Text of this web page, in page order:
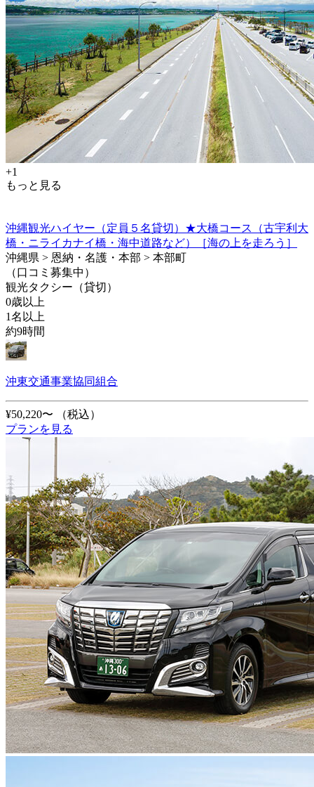
+1
もっと見る
沖縄観光ハイヤー（定員５名貸切）★大橋コース（古宇利大
橋・ニライカナイ橋・海中道路など）［海の上を走ろう］
沖縄県 > 恩納・名護・本部 > 本部町
（口コミ募集中）
観光タクシー（貸切）
0歳以上
1名以上
約9時間
沖東交通事業協同組合
¥50,220〜
（税込）
プランを見る